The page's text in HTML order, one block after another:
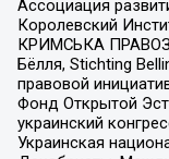
Ассоциация
Королевский
КРИМСЬКА
Бёлля, Stichting
правовой
Фонд Открытой
украинский
Украинская